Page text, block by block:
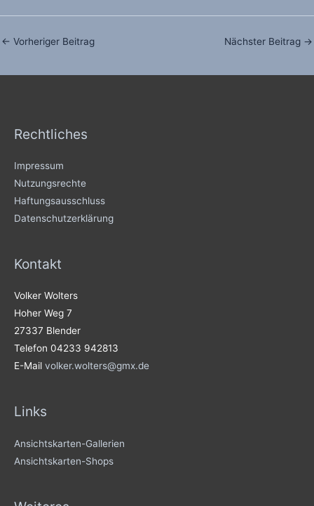
← Vorheriger Beitrag Nächster Beitrag →
Rechtliches
Impressum
Nutzungsrechte
Haftungsausschluss
Datenschutzerklärung
Kontakt
Volker Wolters
Hoher Weg 7
27337 Blender
Telefon 04233 942813
E-Mail volker.wolters@gmx.de
Links
Ansichtskarten-Gallerien
Ansichtskarten-Shops